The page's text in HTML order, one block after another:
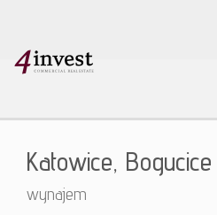
Katowice, Bogucice
wynajem